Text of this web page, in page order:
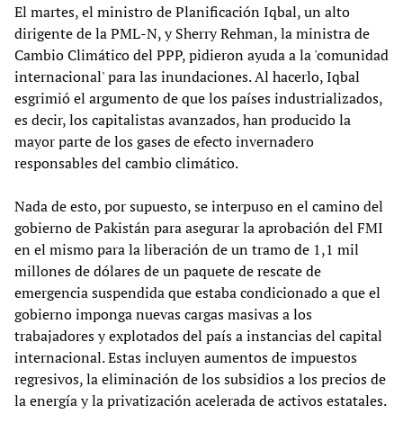
El martes, el ministro de Planificación Iqbal, un alto
dirigente de la PML-N, y Sherry Rehman, la ministra de
Cambio Climático del PPP, pidieron ayuda a la 'comunidad
internacional' para las inundaciones. Al hacerlo, Iqbal
esgrimió el argumento de que los países industrializados,
es decir, los capitalistas avanzados, han producido la
mayor parte de los gases de efecto invernadero
responsables del cambio climático.
Nada de esto, por supuesto, se interpuso en el camino del
gobierno de Pakistán para asegurar la aprobación del FMI
en el mismo para la liberación de un tramo de 1,1 mil
millones de dólares de un paquete de rescate de
emergencia suspendida que estaba condicionado a que el
gobierno imponga nuevas cargas masivas a los
trabajadores y explotados del país a instancias del capital
internacional. Estas incluyen aumentos de impuestos
regresivos, la eliminación de los subsidios a los precios de
la energía y la privatización acelerada de activos estatales.